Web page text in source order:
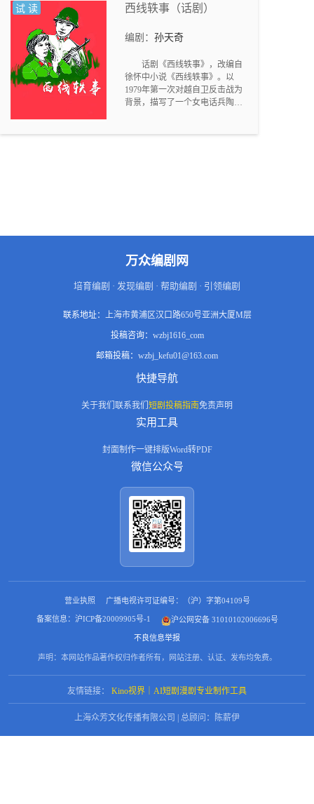
安部的命案。以侦探刑警队
表公安人员，不惧威胁、与
潜藏的毒枭进行了抽丝剥茧
的打击。
试 读 西线轶事（话剧）
编剧： 孙天奇
话剧《西线轶事》，改编自
徐怀中小说《西线轶事》。以
1979年第一次对越自卫反击战为
背景，描写了一个女电话兵陶珂
万众编剧网
培育编剧 · 发现编剧 · 帮助编剧 · 引领编剧
联系地址： 上海市黄浦区汉口路650号亚洲大厦M层
投稿咨询： wzbj1616_com
邮箱投稿： wzbj_kefu01@163.com
快捷导航
关于我们 联系我们 短剧投稿指南免责声明
实用工具
封面制作一键排版Word转PDF
微信公众号
营业执照 广播电视许可证编号：（沪）字第04109号
备案信息：沪ICP备20009905号-1 沪公网安备 31010102006696号
不良信息举报
声明：本网站作品著作权归作者所有，网站注册、认证、发布均免费。
友情链接： Kino视界｜AI短剧漫剧专业制作工具
上海众芳文化传播有限公司 | 总顾问：陈薪伊